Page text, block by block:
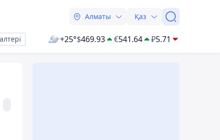
Алматы Қаз
+25°$469.93 €541.64 ₽5.71